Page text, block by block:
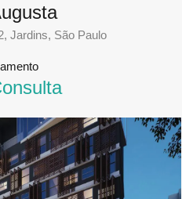
Jardins, São Paulo